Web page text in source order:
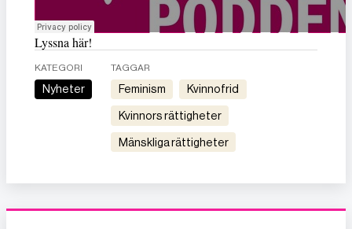
Lyssna här!
KATEGORI
Nyheter
TAGGAR
feminism kvinnofrid
kvinnors rättigheter
mänskliga rättigheter